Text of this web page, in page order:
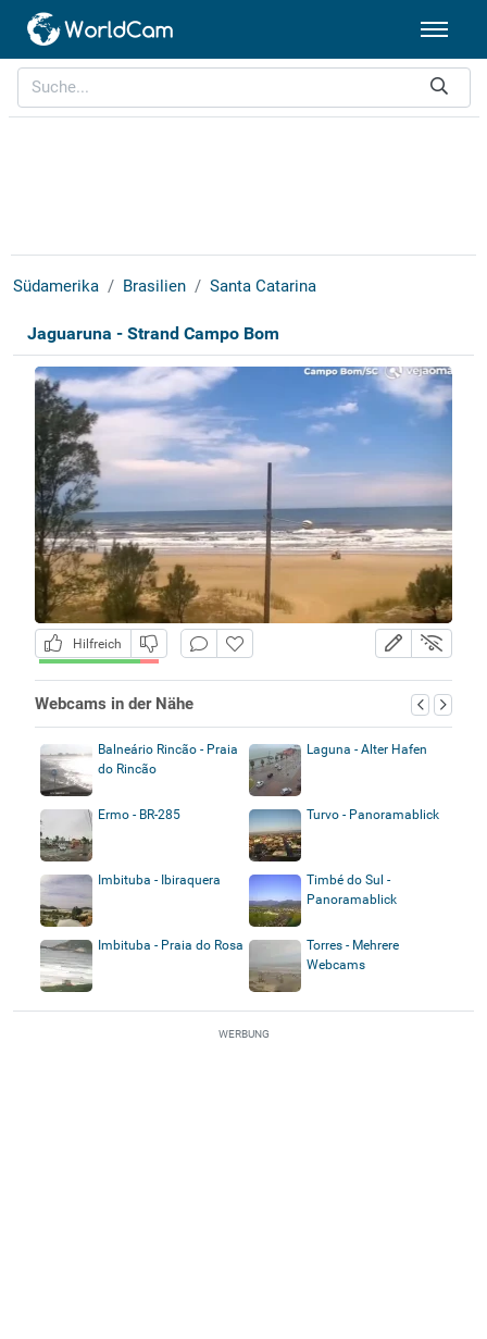
Südamerika Brasilien Santa Catarina
Jaguaruna - Strand Campo Bom
Hilfreich
Webcams in der Nähe
Balneário Rincão - Praia
do Rincão
Laguna - Alter Hafen
Ermo - BR-285 Turvo - Panoramablick
Imbituba - Ibiraquera
Timbé do Sul -
Panoramablick
Imbituba - Praia do Rosa
Torres - Mehrere
Webcams
WERBUNG